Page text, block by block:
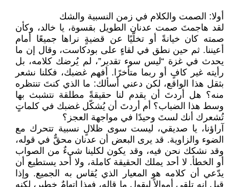
أولا: الصمت والكلام في زمن النسبية والشك
لقد هاجمتَ صمت عدنان الطويل بقسوة، يا خالد، وكأن
صمته كان خيانةً أو تخلّيًا عن قضيةٍ نراها جميعًا أمام
أعيننا. ثم حين نطق في لقاءٍ على بودكاست، وقال إن ما
يحدث في غزة “ليس سوء تقدير”، لم يُرضك كلامه، بل
رأيته غير كافٍ أو ربما متأخرًا. أفهم غضبك، فكلنا نشعر
بثقل هذا الواقع، لكن دعني أسألك: ما الذي كنتَ تنتظره
منه؟ هل أردتَ أن يقدم لنا حقيقةً مطلقة نتشبث بها
وسط هذا الضباب؟ أم أردتَ أن يُشكّل غضبك في كلماتٍ
تُشعرك أنك لستَ وحيدًا في مواجهة العجز؟
آراؤنا، يا صديقي، ليست سوى ظلالٍ نسبية تتحرك مع
الضوء والزاوية. قد يرى البعض أن عدنان محقٌّ في قوله،
وقد نشكك نحن فيه، وقد يكون لكلينا شيءٌ من الصواب
أو الخطأ. لا أحد يملك الحقيقة كاملة، ولا أحد يستطيع أن
يدّعي أن كلامه هو المعيار الذي يُقاس به الجميع. وإذا
قيل إنه تلقى أموالاً ليقول ما قاله، فهذا اتهامٌ خطير، لكنه